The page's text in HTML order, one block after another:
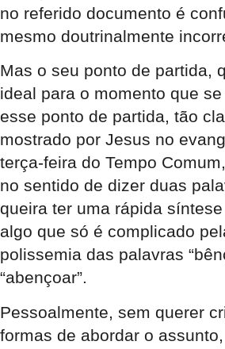
no referido documento é
mesmo doutrinalmente
Mas o seu ponto de partida,
ideal para o momento que
esse ponto de partida, tão
mostrado por Jesus no
terça-feira do Tempo
no sentido de dizer duas
queira ter uma rápida
algo que só é complicado
polissemia das palavras
“abençoar”.
Pessoalmente, sem querer
formas de abordar o